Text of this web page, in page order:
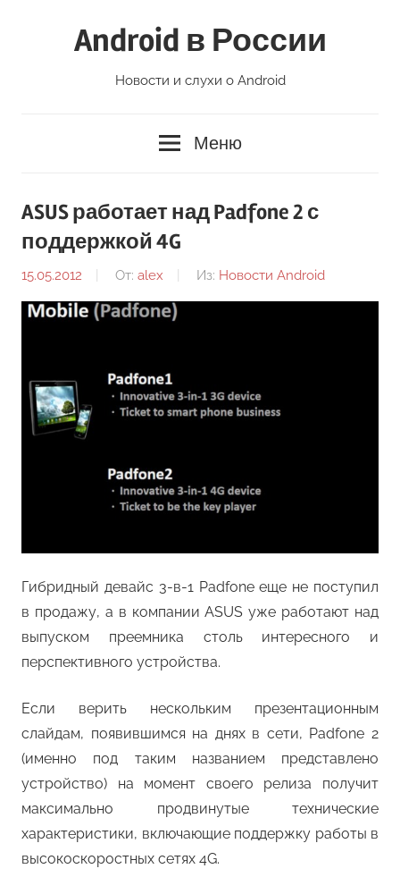
Android в России
Новости и слухи о Android
Меню
ASUS работает над Padfone 2 с
поддержкой 4G
15.05.2012 От: alex Из: Новости Android
Гибридный девайс 3-в-1 Padfone еще не поступил
в продажу, а в компании ASUS уже работают над
выпуском преемника столь интересного и
перспективного устройства.
Если верить нескольким презентационным
слайдам, появившимся на днях в сети, Padfone 2
(именно под таким названием представлено
устройство) на момент своего релиза получит
максимально продвинутые технические
характеристики, включающие поддержку работы в
высокоскоростных сетях 4G.